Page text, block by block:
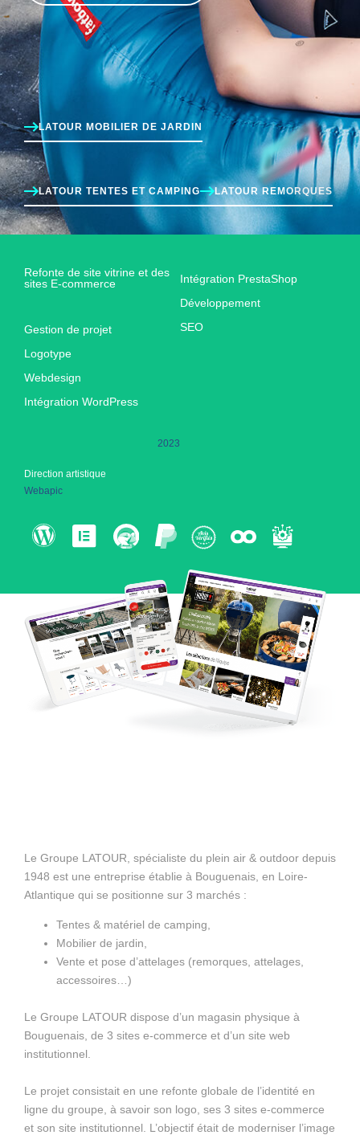
LATOUR MOBILIER DE JARDIN
LATOUR TENTES ET CAMPING LATOUR REMORQUES
Refonte de site vitrine et des
sites E-commerce
Gestion de projet
Logotype
Webdesign
Intégration WordPress
Intégration PrestaShop
Développement
SEO
2023
Direction artistique
Webapic
Le Groupe LATOUR, spécialiste du plein air & outdoor depuis
1948 est une entreprise établie à Bouguenais, en Loire-
Atlantique qui se positionne sur 3 marchés :
Tentes & matériel de camping,
Mobilier de jardin,
Vente et pose d’attelages (remorques, attelages,
accessoires…)
Le Groupe LATOUR dispose d’un magasin physique à
Bouguenais, de 3 sites e-commerce et d’un site web
institutionnel.
Le projet consistait en une refonte globale de l’identité en
ligne du groupe, à savoir son logo, ses 3 sites e-commerce
et son site institutionnel. L’objectif était de moderniser l’image